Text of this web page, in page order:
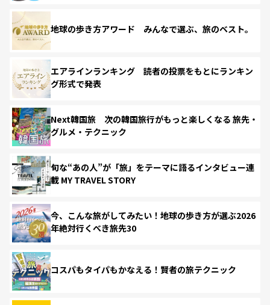
地球の歩き方アワード みんなで選ぶ、旅のベスト。
エアラインランキング 読者の投票をもとにランキン
グ形式で発表
Next韓国旅 次の韓国旅行がもっと楽しくなる 旅先・
グルメ・テクニック
旬な“あの人”が「旅」をテーマに語るインタビュー連
載 MY TRAVEL STORY
今、こんな旅がしてみたい！地球の歩き方が選ぶ2026
年絶対行くべき旅先30
コスパもタイパもかなえる！賢者の旅テクニック